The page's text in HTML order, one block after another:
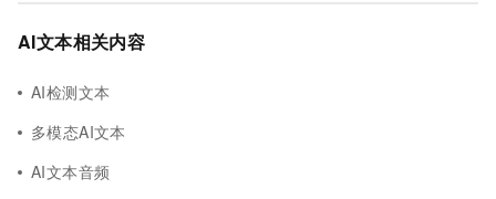
AI文本相关内容
AI检测文本
多模态AI文本
AI文本音频